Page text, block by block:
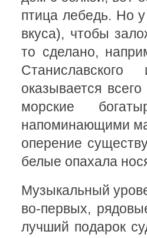
птица лебедь. Но
вкуса), чтобы
то сделано,
оказывается
морские
напоминающими
оперение
белые опахала
Музыкальный
во-первых,
лучший подарок